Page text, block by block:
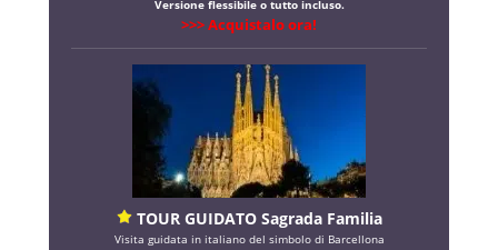
Versione flessibile o tutto incluso.
>>> Acquistalo ora!
TOUR GUIDATO Sagrada Familia
Visita guidata in italiano del simbolo di Barcellona